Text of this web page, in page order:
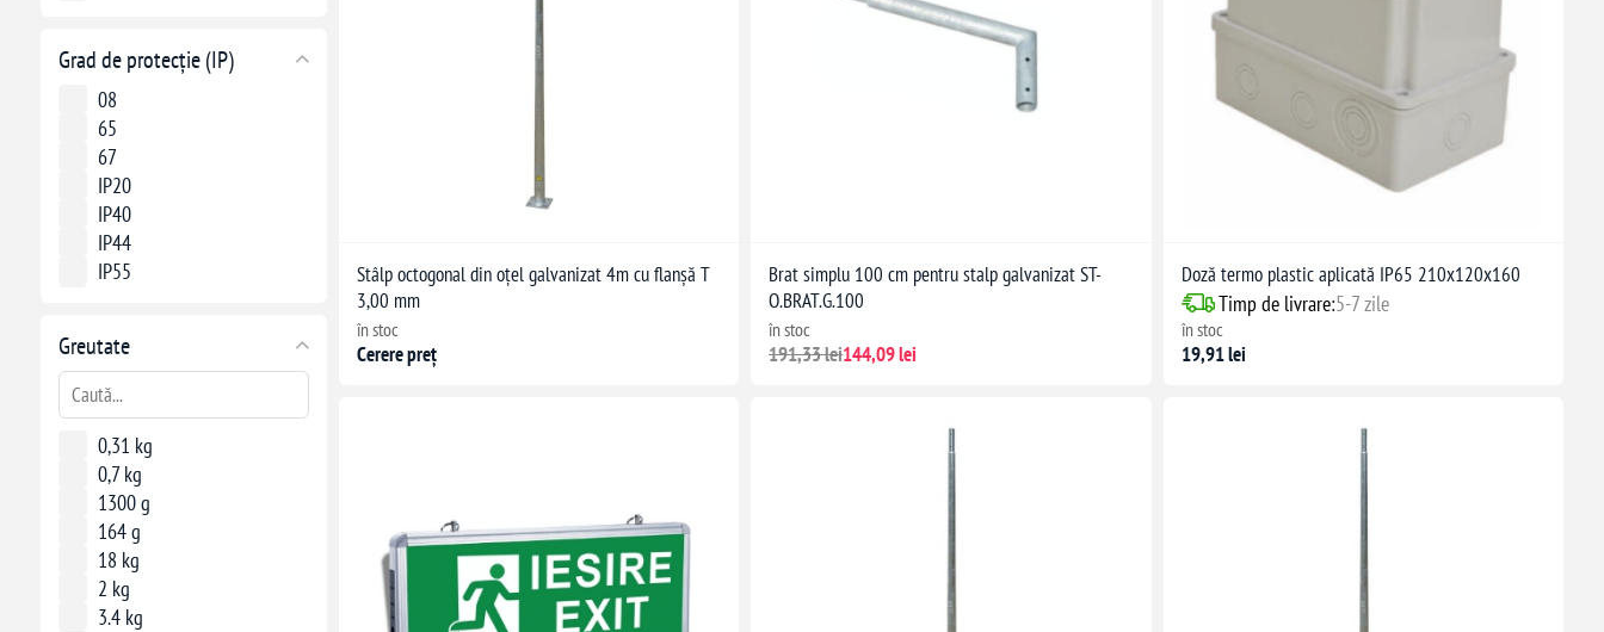
Grad de protecție (IP)
08
65
67
IP20
IP40
IP44
IP55
Greutate
0,31 kg
0,7 kg
1300 g
164 g
18 kg
2 kg
3.4 kg
Stâlp octogonal din oțel galvanizat 4m cu flanșă T
3,00 mm
în stoc
Cerere preț
Brat simplu 100 cm pentru stalp galvanizat ST-
O.BRAT.G.100
în stoc
191,33 lei144,09 lei
Doză termo plastic aplicată IP65 210x120x160
Timp de livrare:5-7 zile
în stoc
19,91 lei